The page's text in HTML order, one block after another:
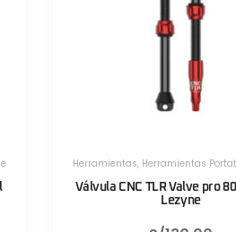
Herramientas, Herramientas
Válvula CNC TLR Valve pro
Lezyne